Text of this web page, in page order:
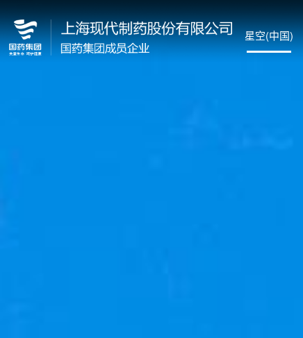
星空(中国)